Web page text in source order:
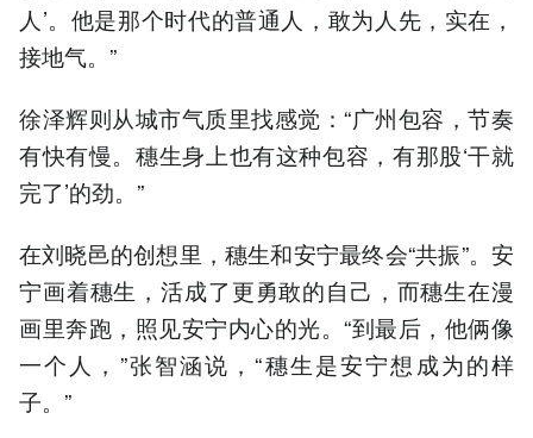
人’。他是那个时代的普通人，敢为人先，实在，
接地气。”
徐泽辉则从城市气质里找感觉：“广州包容，节奏
有快有慢。穗生身上也有这种包容，有那股‘干就
完了’的劲。”
在刘晓邑的创想里，穗生和安宁最终会“共振”。安
宁画着穗生，活成了更勇敢的自己，而穗生在漫
画里奔跑，照见安宁内心的光。“到最后，他俩像
一个人，”张智涵说，“穗生是安宁想成为的样
子。”